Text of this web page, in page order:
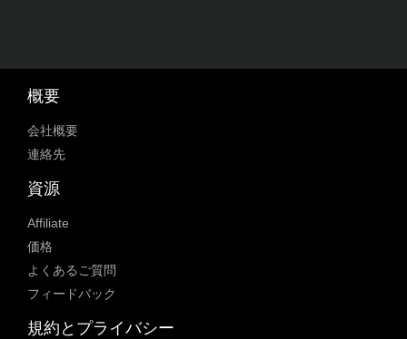
概要
会社概要
連絡先
資源
Affiliate
価格
よくあるご質問
フィードバック
規約とプライバシー